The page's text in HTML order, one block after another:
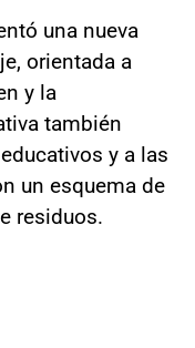
una nueva
orientada a
y la
también
y a las
un esquema de
residuos.